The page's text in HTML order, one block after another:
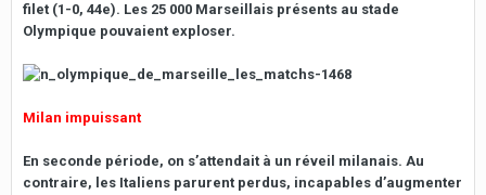
filet (1-0, 44e). Les 25 000 Marseillais présents au stade
Olympique pouvaient exploser.
Milan impuissant
En seconde période, on s’attendait à un réveil milanais. Au
contraire, les Italiens parurent perdus, incapables d’augmenter